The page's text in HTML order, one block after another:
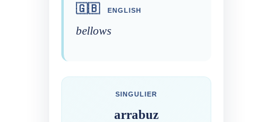
🇬🇧 ENGLISH
bellows
SINGULIER
arrabuz